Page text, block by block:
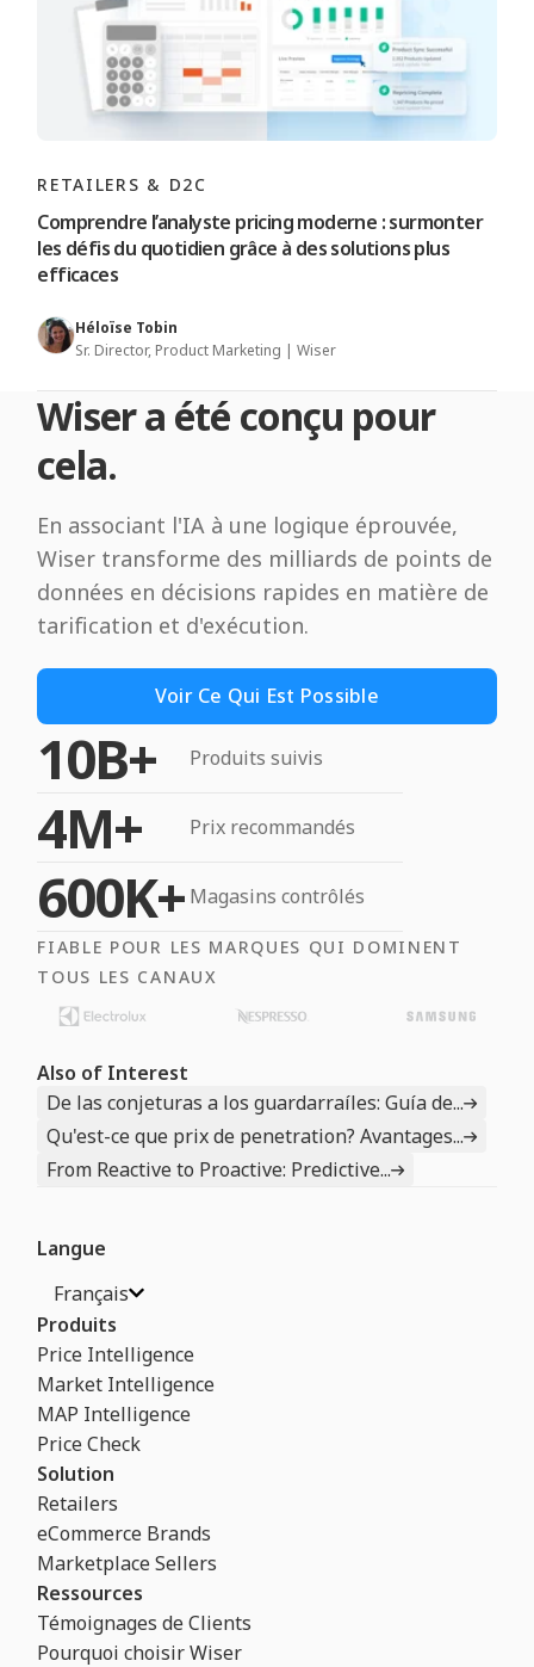
RETAILERS & D2C
Comprendre l’analyste pricing moderne : surmonter
les défis du quotidien grâce à des solutions plus
efficaces
Héloïse Tobin
Sr. Director, Product Marketing | Wiser
Wiser a été conçu pour
cela.
En associant l'IA à une logique éprouvée,
Wiser transforme des milliards de points de
données en décisions rapides en matière de
tarification et d'exécution.
Voir Ce Qui Est Possible
10B+ Produits suivis
4M+ Prix recommandés
600K+ Magasins contrôlés
FIABLE POUR LES MARQUES QUI DOMINENT
TOUS LES CANAUX
Also of Interest
De las conjeturas a los guardarraíles: Guía de...
Qu'est-ce que prix de penetration? Avantages...
From Reactive to Proactive: Predictive...
Langue
Français
Produits
Price Intelligence
Market Intelligence
MAP Intelligence
Price Check
Solution
Retailers
eCommerce Brands
Marketplace Sellers
Ressources
Témoignages de Clients
Pourquoi choisir Wiser